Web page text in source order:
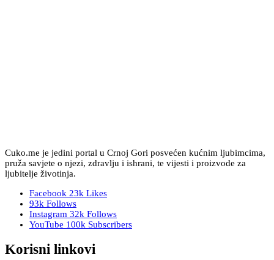
Cuko.me je jedini portal u Crnoj Gori posvećen kućnim ljubimcima,
pruža savjete o njezi, zdravlju i ishrani, te vijesti i proizvode za
ljubitelje životinja.
Facebook 23k Likes
93k Follows
Instagram 32k Follows
YouTube 100k Subscribers
Korisni linkovi